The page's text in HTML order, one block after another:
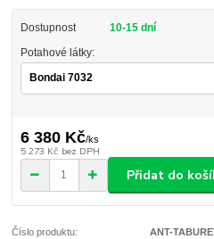
Dostupnost 10-15 dní
Potahové látky:
6 380 Kč/ks
5 273 Kč bez DPH
Přidat do
Číslo produktu:
ANT-